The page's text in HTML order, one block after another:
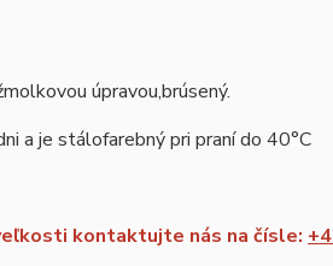
úpravou,brúsený.
a je stálofarebný pri praní do 40°C
kontaktujte nás na čísle: